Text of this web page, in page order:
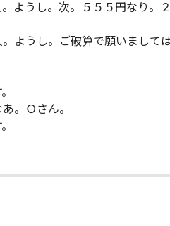
ようし。次。５５５円なり。
ようし。ご破算で願いまして
。Ｏさん。